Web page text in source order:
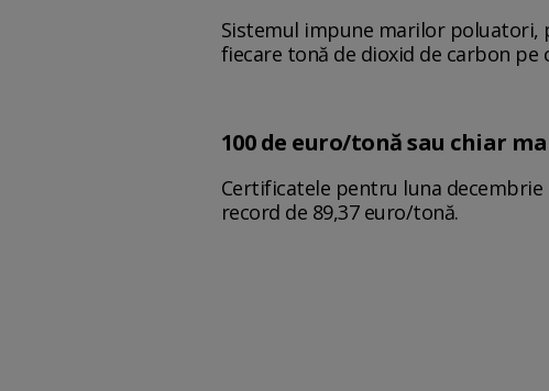
Sistemul impune marilor poluatori,
fiecare tonă de dioxid de carbon pe
100 de euro/tonă sau chiar
Certificatele pentru luna decembrie
record de 89,37 euro/tonă.